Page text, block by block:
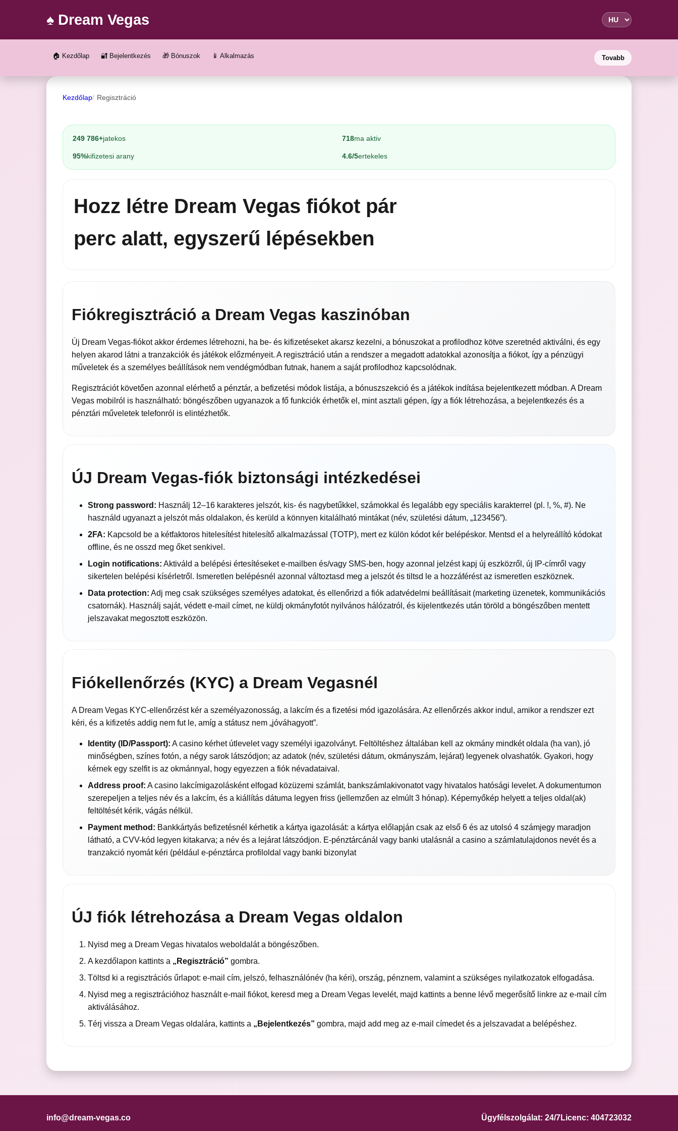
♠️ Dream Vegas
🏠 Kezdőlap 🔐 Bejelentkezés 🎁 Bónuszok 📱 Alkalmazás Tovabb
Kezdőlap Regisztráció
249 786+jatekos 718ma aktiv
95%kifizetesi arany 4.6/5ertekeles
Hozz létre Dream Vegas fiókot pár
perc alatt, egyszerű lépésekben
Fiókregisztráció a Dream Vegas kaszinóban
Új Dream Vegas-fiókot akkor érdemes létrehozni, ha be- és kifizetéseket akarsz kezelni, a bónuszokat a profilodhoz kötve szeretnéd aktiválni, és egy
helyen akarod látni a tranzakciók és játékok előzményeit. A regisztráció után a rendszer a megadott adatokkal azonosítja a fiókot, így a pénzügyi
műveletek és a személyes beállítások nem vendégmódban futnak, hanem a saját profilodhoz kapcsolódnak.
Regisztrációt követően azonnal elérhető a pénztár, a befizetési módok listája, a bónuszszekció és a játékok indítása bejelentkezett módban. A Dream
Vegas mobilról is használható: böngészőben ugyanazok a fő funkciók érhetők el, mint asztali gépen, így a fiók létrehozása, a bejelentkezés és a
pénztári műveletek telefonról is elintézhetők.
ÚJ Dream Vegas-fiók biztonsági intézkedései
Strong password: Használj 12–16 karakteres jelszót, kis- és nagybetűkkel, számokkal és legalább egy speciális karakterrel (pl. !, %, #). Ne
használd ugyanazt a jelszót más oldalakon, és kerüld a könnyen kitalálható mintákat (név, születési dátum, „123456”).
2FA: Kapcsold be a kétfaktoros hitelesítést hitelesítő alkalmazással (TOTP), mert ez külön kódot kér belépéskor. Mentsd el a helyreállító kódokat
offline, és ne osszd meg őket senkivel.
Login notifications: Aktiváld a belépési értesítéseket e-mailben és/vagy SMS-ben, hogy azonnal jelzést kapj új eszközről, új IP-címről vagy
sikertelen belépési kísérletről. Ismeretlen belépésnél azonnal változtasd meg a jelszót és tiltsd le a hozzáférést az ismeretlen eszköznek.
Data protection: Adj meg csak szükséges személyes adatokat, és ellenőrizd a fiók adatvédelmi beállításait (marketing üzenetek, kommunikációs
csatornák). Használj saját, védett e-mail címet, ne küldj okmányfotót nyilvános hálózatról, és kijelentkezés után töröld a böngészőben mentett
jelszavakat megosztott eszközön.
Fiókellenőrzés (KYC) a Dream Vegasnél
A Dream Vegas KYC-ellenőrzést kér a személyazonosság, a lakcím és a fizetési mód igazolására. Az ellenőrzés akkor indul, amikor a rendszer ezt
kéri, és a kifizetés addig nem fut le, amíg a státusz nem „jóváhagyott”.
Identity (ID/Passport): A casino kérhet útlevelet vagy személyi igazolványt. Feltöltéshez általában kell az okmány mindkét oldala (ha van), jó
minőségben, színes fotón, a négy sarok látszódjon; az adatok (név, születési dátum, okmányszám, lejárat) legyenek olvashatók. Gyakori, hogy
kérnek egy szelfit is az okmánnyal, hogy egyezzen a fiók névadataival.
Address proof: A casino lakcímigazolásként elfogad közüzemi számlát, bankszámlakivonatot vagy hivatalos hatósági levelet. A dokumentumon
szerepeljen a teljes név és a lakcím, és a kiállítás dátuma legyen friss (jellemzően az elmúlt 3 hónap). Képernyőkép helyett a teljes oldal(ak)
feltöltését kérik, vágás nélkül.
Payment method: Bankkártyás befizetésnél kérhetik a kártya igazolását: a kártya előlapján csak az első 6 és az utolsó 4 számjegy maradjon
látható, a CVV-kód legyen kitakarva; a név és a lejárat látszódjon. E-pénztárcánál vagy banki utalásnál a casino a számlatulajdonos nevét és a
tranzakció nyomát kéri (például e-pénztárca profiloldal vagy banki bizonylat
ÚJ fiók létrehozása a Dream Vegas oldalon
Nyisd meg a Dream Vegas hivatalos weboldalát a böngészőben.
A kezdőlapon kattints a „Regisztráció” gombra.
Töltsd ki a regisztrációs űrlapot: e-mail cím, jelszó, felhasználónév (ha kéri), ország, pénznem, valamint a szükséges nyilatkozatok elfogadása.
Nyisd meg a regisztrációhoz használt e-mail fiókot, keresd meg a Dream Vegas levelét, majd kattints a benne lévő megerősítő linkre az e-mail cím
aktiválásához.
Térj vissza a Dream Vegas oldalára, kattints a „Bejelentkezés” gombra, majd add meg az e-mail címedet és a jelszavadat a belépéshez.
info@dream-vegas.co Ügyfélszolgálat: 24/7Licenc: 404723032